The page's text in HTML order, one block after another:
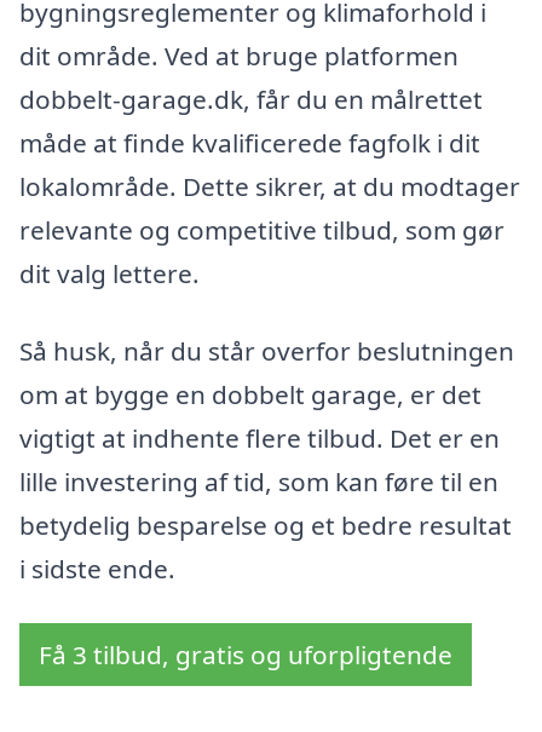
bygningsreglementer og klimaforhold i
dit område. Ved at bruge platformen
dobbelt-garage.dk, får du en målrettet
måde at finde kvalificerede fagfolk i dit
lokalområde. Dette sikrer, at du modtager
relevante og competitive tilbud, som gør
dit valg lettere.
Så husk, når du står overfor beslutningen
om at bygge en dobbelt garage, er det
vigtigt at indhente flere tilbud. Det er en
lille investering af tid, som kan føre til en
betydelig besparelse og et bedre resultat
i sidste ende.
Få 3 tilbud, gratis og uforpligtende